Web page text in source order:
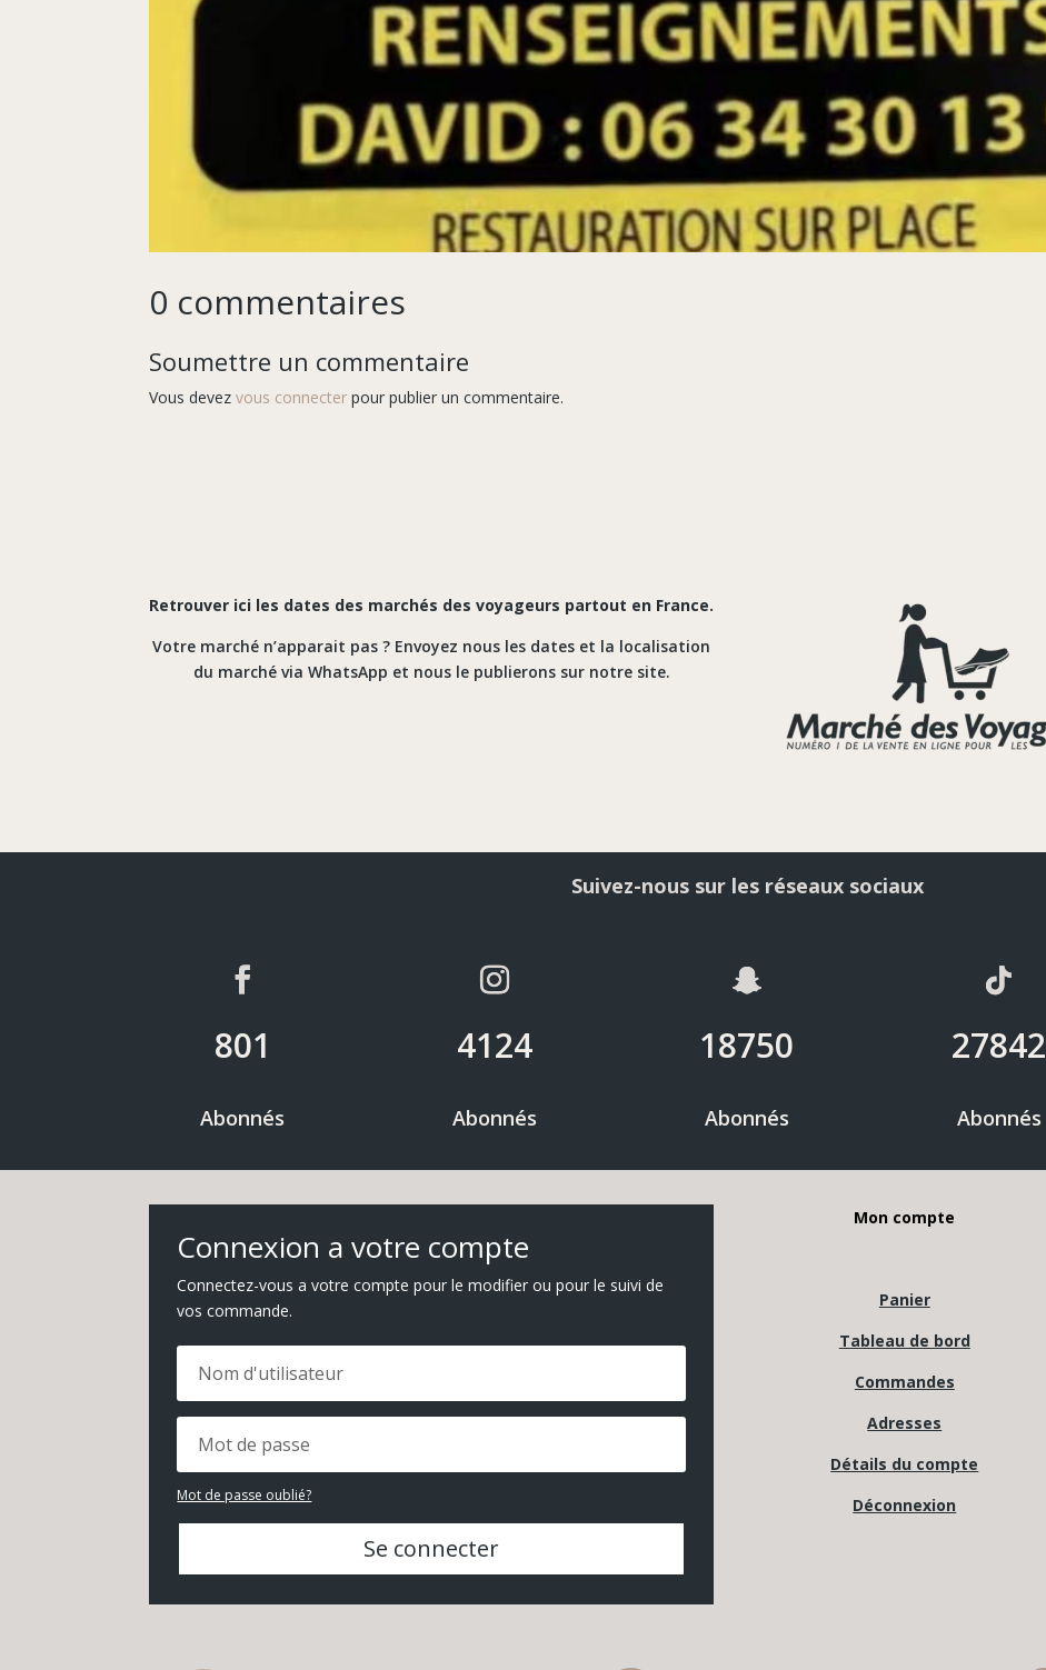
0 commentaires
Soumettre un commentaire
Vous devezvous connecter pour publier un commentaire.
Retrouver ici les dates des marchés des voyageurs partout en France.
Votre marché n’apparait pas ? Envoyez nous les dates et la localisation
du marché via WhatsApp et nous le publierons sur notre site.
Suivez-nous sur les réseaux sociaux
801
Abonnés
4124
Abonnés
18750
Abonnés
27842
Abonnés
Connexion a votre compte
Connectez-vous a votre compte pour le modifier ou pour le suivi de
vos commande.
Mot de passe oublié?
Se connecter
Mon compte
Panier
Tableau de bord
Commandes
Adresses
Détails du compte
Déconnexion